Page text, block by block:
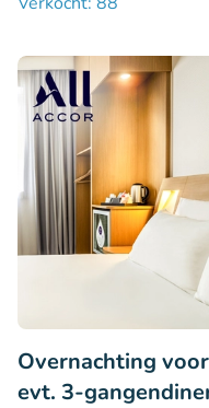
Overnachting
evt. 3-